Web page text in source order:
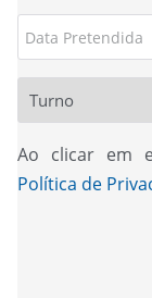
Ao clicar em
Política de